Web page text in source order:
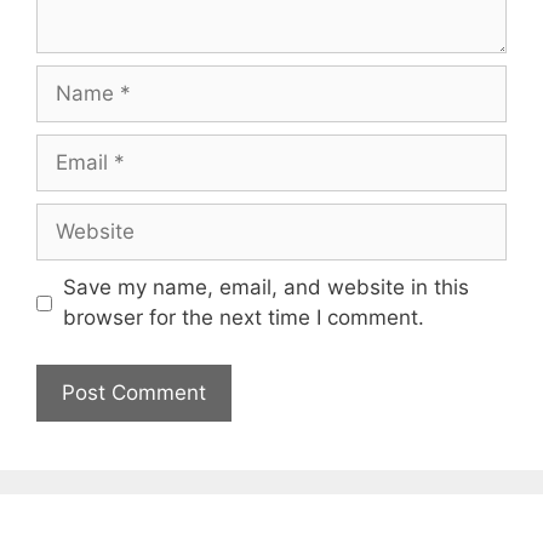
Name
Email
Website
Save my name, email, and website in this
browser for the next time I comment.